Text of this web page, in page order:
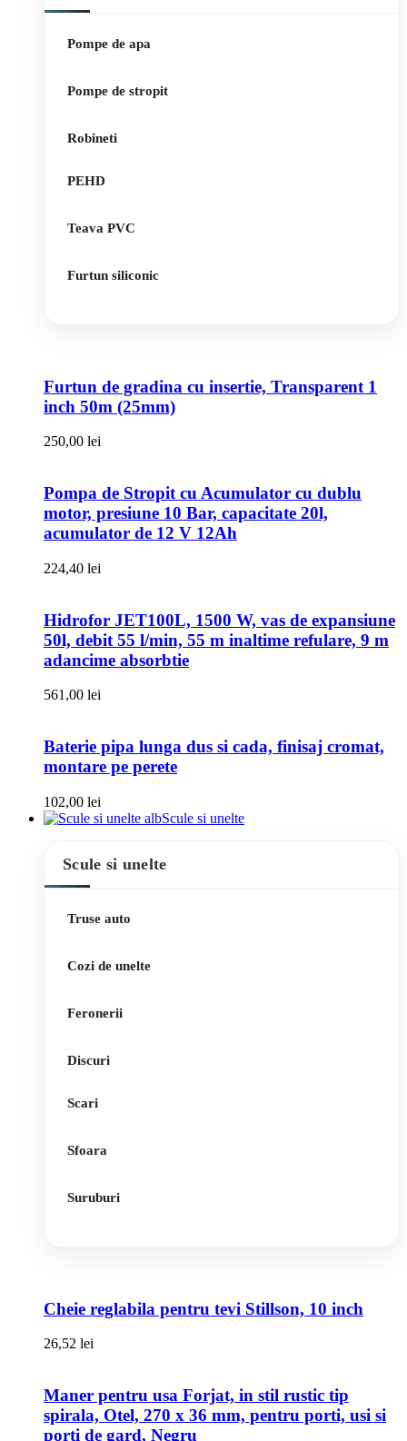
Pompe de apa
Pompe de stropit
Robineti
PEHD
Teava PVC
Furtun siliconic
Furtun de gradina cu insertie, Transparent 1
inch 50m (25mm)
250,00 lei
Pompa de Stropit cu Acumulator cu dublu
motor, presiune 10 Bar, capacitate 20l,
acumulator de 12 V 12Ah
224,40 lei
Hidrofor JET100L, 1500 W, vas de expansiune
50l, debit 55 l/min, 55 m inaltime refulare, 9 m
adancime absorbtie
561,00 lei
Baterie pipa lunga dus si cada, finisaj cromat,
montare pe perete
102,00 lei
Scule si unelte
Scule si unelte
Truse auto
Cozi de unelte
Feronerii
Discuri
Scari
Sfoara
Suruburi
Cheie reglabila pentru tevi Stillson, 10 inch
26,52 lei
Maner pentru usa Forjat, in stil rustic tip
spirala, Otel, 270 x 36 mm, pentru porti, usi si
porti de gard, Negru